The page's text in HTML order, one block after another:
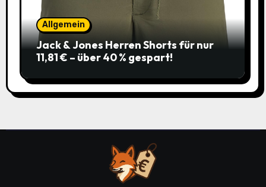
Allgemein
Jack & Jones Herren Shorts für nur
11,81 € – über 40 % gespart!